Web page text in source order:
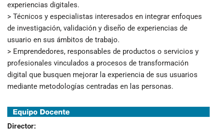
experiencias digitales.
> Técnicos y especialistas interesados en integrar enfoques
de investigación, validación y diseño de experiencias de
usuario en sus ámbitos de trabajo.
> Emprendedores, responsables de productos o servicios y
profesionales vinculados a procesos de transformación
digital que busquen mejorar la experiencia de sus usuarios
mediante metodologías centradas en las personas.
Director: